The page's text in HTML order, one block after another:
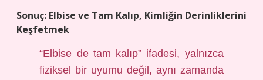
Sonuç: Elbise ve Tam Kalıp, Kimliğin Derinliklerini
Keşfetmek
“Elbise de tam kalıp” ifadesi, yalnızca
fiziksel bir uyumu değil, aynı zamanda